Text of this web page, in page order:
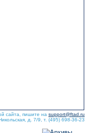
сайта, пишите на support@ftad.ru
д. 7/9, т. (495) 698-36-23